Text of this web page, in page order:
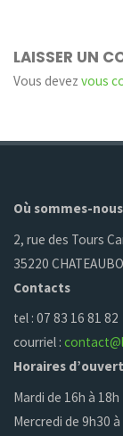
LAISSER UN
Vous devezvous
Où sommes-
2, rue des Tours
35220
Contacts
tel : 07 83 16 81 82
courriel :
Horaires
Mardi de 16h à 18h
Mercredi de 9h30